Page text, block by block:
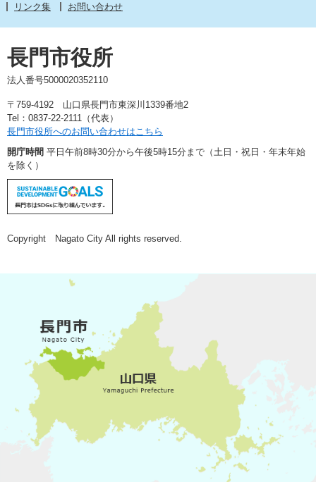
リンク集
お問い合わせ
長門市役所
法人番号5000020352110
〒759-4192 山口県長門市東深川1339番地2
Tel：0837-22-2111（代表）
長門市役所へのお問い合わせはこちら
開庁時間 平日午前8時30分から午後5時15分まで（土日・祝日・年末年始
を除く）
Copyright Nagato City All rights reserved.